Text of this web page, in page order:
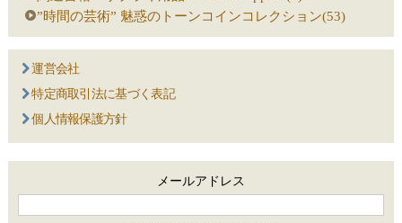
”時間の芸術” 魅惑のトーンコインコレクション(53)
運営会社
特定商取引法に基づく表記
個人情報保護方針
メールアドレス